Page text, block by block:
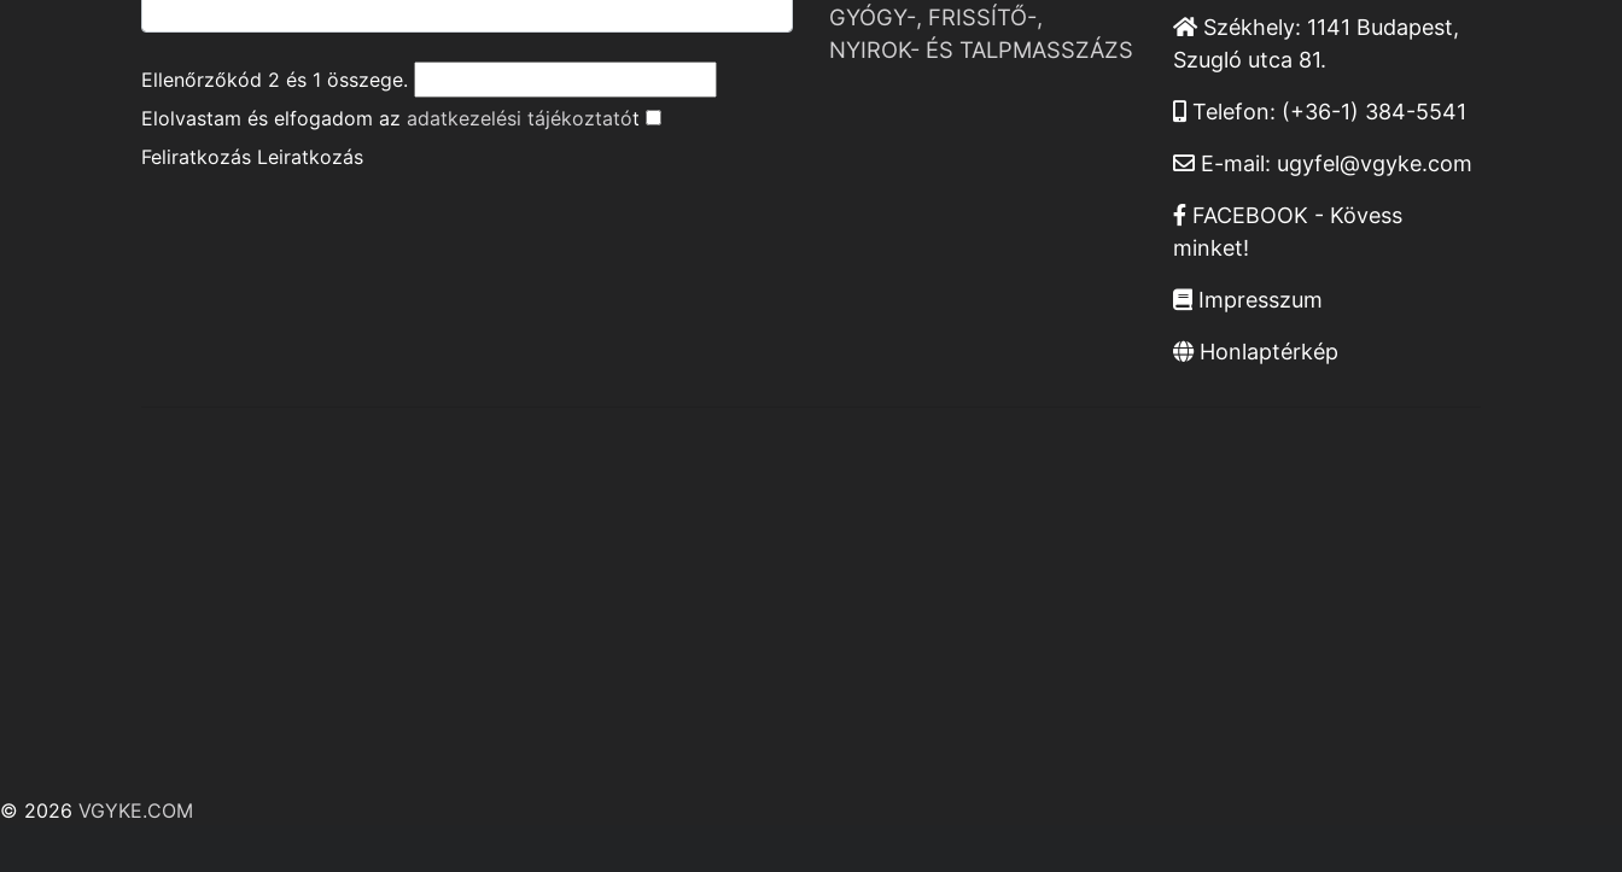
Ellenőrzőkód 2 és 1 összege.
Elolvastam és elfogadom az adatkezelési tájékoztatót
Feliratkozás Leiratkozás
GYÓGY-, FRISSÍTŐ-,
NYIROK- ÉS TALPMASSZÁZS
Székhely: 1141 Budapest,
Szugló utca 81.
Telefon: (+36-1) 384-5541
E-mail: ugyfel@vgyke.com
FACEBOOK - Kövess
minket!
Impresszum
Honlaptérkép
© 2026 VGYKE.COM